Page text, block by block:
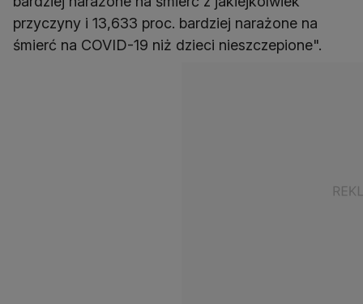
przyczyny i 13,633 proc. bardziej narażone na
śmierć na COVID-19 niż dzieci nieszczepione".